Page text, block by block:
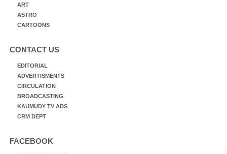
ART
ASTRO
CARTOONS
CONTACT US
EDITORIAL
ADVERTISMENTS
CIRCULATION
BROADCASTING
KAUMUDY TV ADS
CRM DEPT
FACEBOOK